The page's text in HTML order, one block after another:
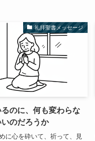
礼拝聖書メッセージ
のに、何も変わらな
のだろうか
に心を砕いて、祈って、見